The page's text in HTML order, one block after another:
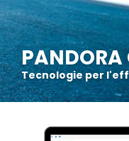
PANDORA
Tecnologie per